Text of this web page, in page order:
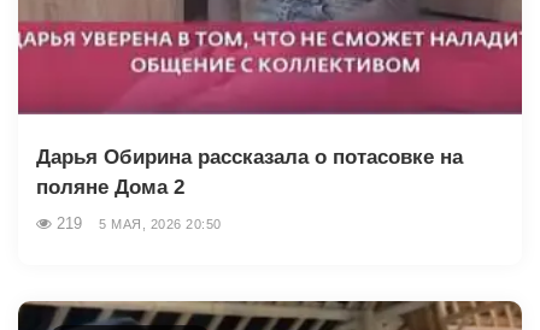
Дарья Обирина рассказала о потасовке на
поляне Дома 2
219 5 МАЯ, 2026 20:50